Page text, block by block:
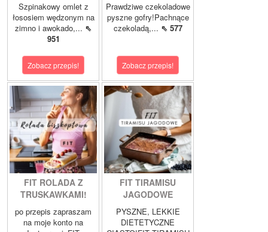
Szpinakowy omlet z
łososiem wędzonym na
zimno i awokado,... ⇖
951
Zobacz przepis!
Prawdziwe czekoladowe
pyszne gofry!Pachnące
czekoladą,... ⇖ 577
Zobacz przepis!
FIT ROLADA Z
TRUSKAWKAMI!
po przepis zapraszam
na moje konto na
FIT TIRAMISU
JAGODOWE
PYSZNE, LEKKIE
DIETETYCZNE